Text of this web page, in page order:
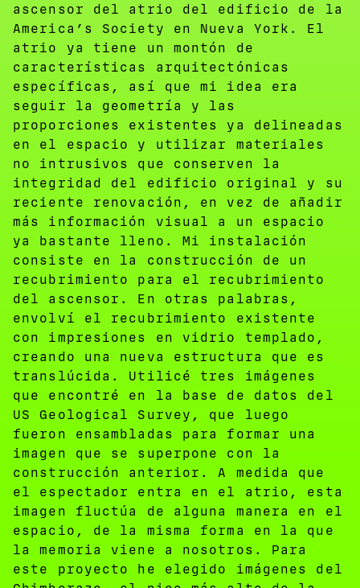
ascensor del atrio del edificio de la
America’s Society en Nueva York. El
atrio ya tiene un montón de
características arquitectónicas
específicas, así que mi idea era
seguir la geometría y las
proporciones existentes ya delineadas
en el espacio y utilizar materiales
no intrusivos que conserven la
integridad del edificio original y su
reciente renovación, en vez de añadir
más información visual a un espacio
ya bastante lleno. Mi instalación
consiste en la construcción de un
recubrimiento para el recubrimiento
del ascensor. En otras palabras,
envolví el recubrimiento existente
con impresiones en vidrio templado,
creando una nueva estructura que es
translúcida. Utilicé tres imágenes
que encontré en la base de datos del
US Geological Survey, que luego
fueron ensambladas para formar una
imagen que se superpone con la
construcción anterior. A medida que
el espectador entra en el atrio, esta
imagen fluctúa de alguna manera en el
espacio, de la misma forma en la que
la memoria viene a nosotros. Para
este proyecto he elegido imágenes del